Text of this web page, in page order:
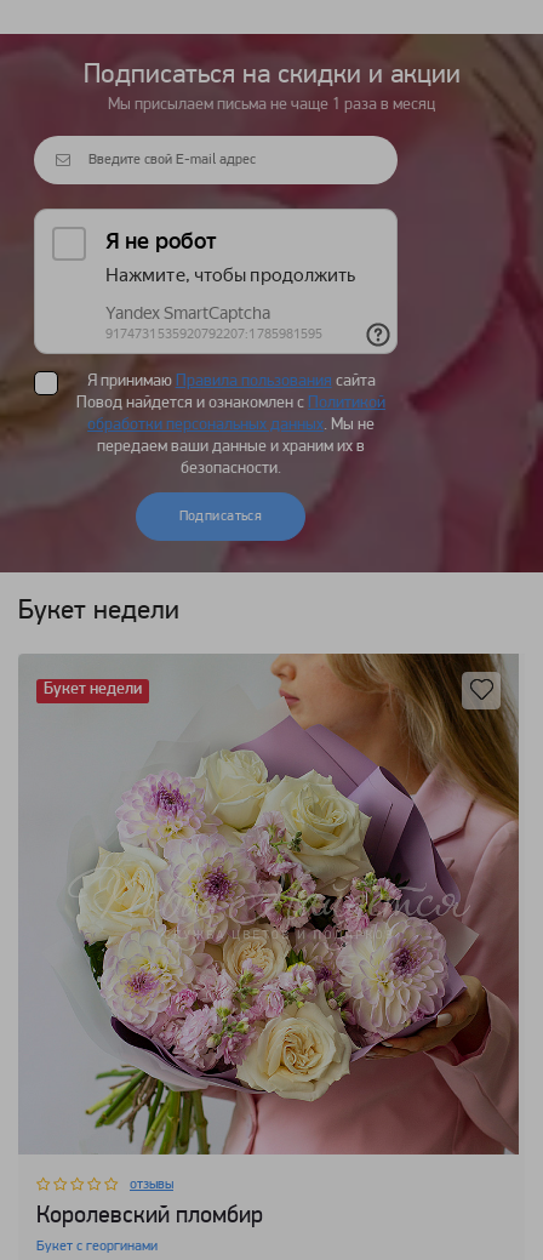
Подписаться на cкидки и акции
Мы присылаем письма не чаще 1 раза в месяц
Я принимаю Правила пользования сайта
Повод найдется и ознакомлен с Политикой
обработки персональных данных. Мы не
передаем ваши данные и храним их в
безопасности.
Подписаться
Букет недели
отзывы
Королевский пломбир
Букет с георгинами
Букет недели